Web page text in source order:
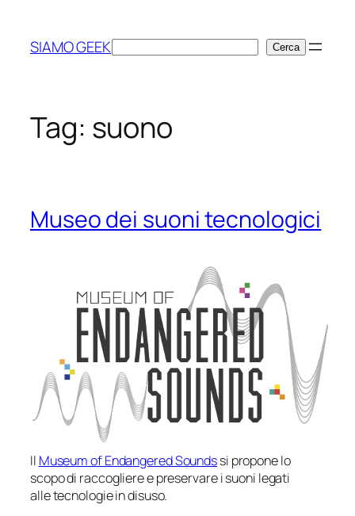
contenuto
SIAMO GEEKCerca Cerca
Tag: suono
Museo dei suoni tecnologici
Il Museum of Endangered Soundssi propone lo
scopo di raccogliere e preservare i suoni legati
alle tecnologie in disuso.